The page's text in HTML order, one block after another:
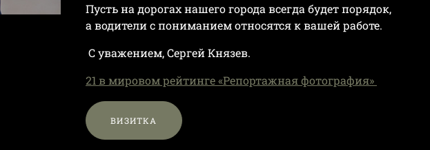
Пусть на дорогах нашего города всегда будет порядок,
а водители с пониманием относятся к вашей работе.
С уважением, Сергей Князев.
21 в мировом рейтинге «Репортажная фотография»
ВИЗИТКА